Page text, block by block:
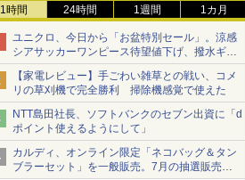
1時間 24時間 1週間 1カ月
ユニクロ、今日から「お盆特別セール」。涼感
シアサッカーワンピース待望値下げ、撥水ギア
ショーツは1990円に
【家電レビュー】手ごわい雑草との戦い、コメ
リの草刈機で完全勝利 掃除機感覚で使えた
NTT島田社長、ソフトバンクのセブン出資に「d
ポイント使えるようにして」
カルディ、オンライン限定「ネコバッグ＆タン
ブラーセット」を一般販売。7月の抽選販売の